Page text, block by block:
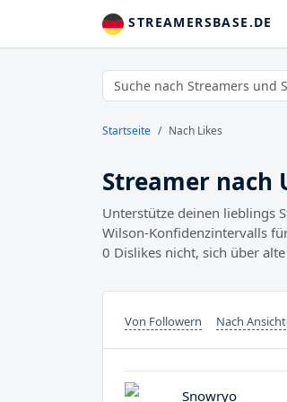
STREAMERSBASE.DE
Startseite Nach Likes
Streamer nach
Unterstütze deinen lieblings
Wilson-Konfidenzintervalls
0 Dislikes nicht, sich über
Von Followern Nach
Snowryo